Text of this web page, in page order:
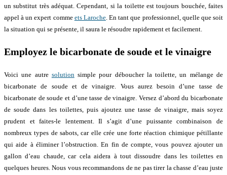
un substitut très adéquat. Cependant, si la toilette est toujours bouchée, faites
appel à un expert comme ets Laroche. En tant que professionnel, quelle que soit
la situation qui se présente, il saura le résoudre rapidement et facilement.
Employez le bicarbonate de soude et le vinaigre
Voici une autre solutionsimple pour déboucher la toilette, un mélange de
bicarbonate de soude et de vinaigre. Vous aurez besoin d’une tasse de
bicarbonate de soude et d’une tasse de vinaigre. Versez d’abord du bicarbonate
de soude dans les toilettes, puis ajoutez une tasse de vinaigre, mais soyez
prudent et faites-le lentement. Il s’agit d’une puissante combinaison de
nombreux types de sabots, car elle crée une forte réaction chimique pétillante
qui aide à éliminer l’obstruction. En fin de compte, vous pouvez ajouter un
gallon d’eau chaude, car cela aidera à tout dissoudre dans les toilettes en
quelques heures. Nous vous recommandons de ne pas tirer la chasse d’eau juste